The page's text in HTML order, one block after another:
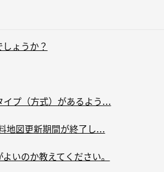
ょうか？
プ（方式）があるよう...
地図更新期間が終了し...
いのか教えてください。